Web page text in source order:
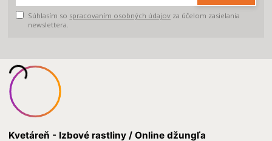
Súhlasím so spracovaním osobných údajov za účelom zasielania
newslettera.